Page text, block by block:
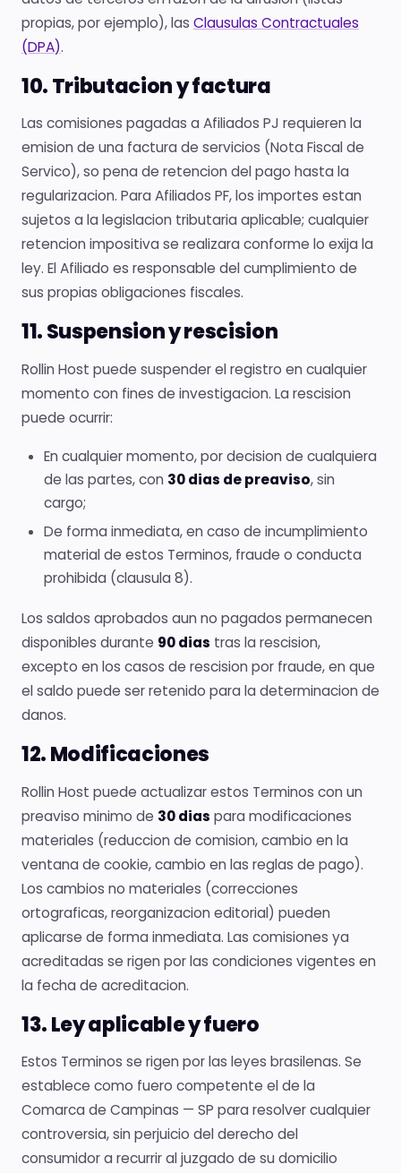
propias, por ejemplo), las Clausulas Contractuales
(DPA).
10. Tributacion y factura
Las comisiones pagadas a Afiliados PJ requieren la
emision de una factura de servicios (Nota Fiscal de
Servico), so pena de retencion del pago hasta la
regularizacion. Para Afiliados PF, los importes estan
sujetos a la legislacion tributaria aplicable; cualquier
retencion impositiva se realizara conforme lo exija la
ley. El Afiliado es responsable del cumplimiento de
sus propias obligaciones fiscales.
11. Suspension y rescision
Rollin Host puede suspender el registro en cualquier
momento con fines de investigacion. La rescision
puede ocurrir:
En cualquier momento, por decision de cualquiera
de las partes, con 30 dias de preaviso, sin
cargo;
De forma inmediata, en caso de incumplimiento
material de estos Terminos, fraude o conducta
prohibida (clausula 8).
Los saldos aprobados aun no pagados permanecen
disponibles durante 90 dias tras la rescision,
excepto en los casos de rescision por fraude, en que
el saldo puede ser retenido para la determinacion de
danos.
12. Modificaciones
Rollin Host puede actualizar estos Terminos con un
preaviso minimo de 30 dias para modificaciones
materiales (reduccion de comision, cambio en la
ventana de cookie, cambio en las reglas de pago).
Los cambios no materiales (correcciones
ortograficas, reorganizacion editorial) pueden
aplicarse de forma inmediata. Las comisiones ya
acreditadas se rigen por las condiciones vigentes en
la fecha de acreditacion.
13. Ley aplicable y fuero
Estos Terminos se rigen por las leyes brasilenas. Se
establece como fuero competente el de la
Comarca de Campinas — SP para resolver cualquier
controversia, sin perjuicio del derecho del
consumidor a recurrir al juzgado de su domicilio